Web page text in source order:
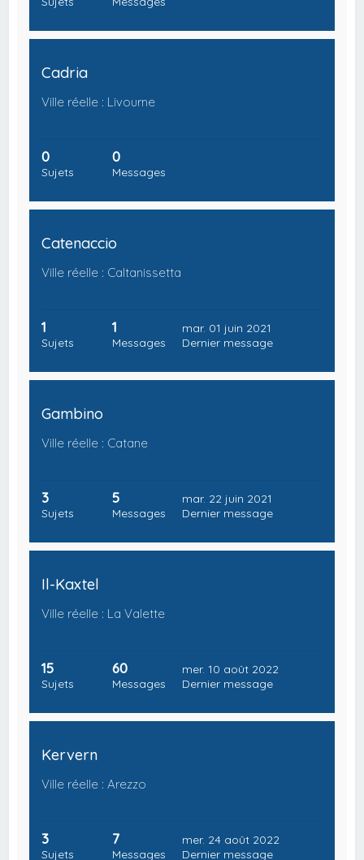
Cadria
Ville réelle : Livourne
0
Sujets
0
Messages
Catenaccio
Ville réelle : Caltanissetta
1
Sujets
1
Messages
mar. 01 juin 2021
Dernier message
Gambino
Ville réelle : Catane
3
Sujets
5
Messages
mar. 22 juin 2021
Dernier message
Il-Kaxtel
Ville réelle : La Valette
15
Sujets
60
Messages
mer. 10 août 2022
Dernier message
Kervern
Ville réelle : Arezzo
3
Sujets
7
Messages
mer. 24 août 2022
Dernier message